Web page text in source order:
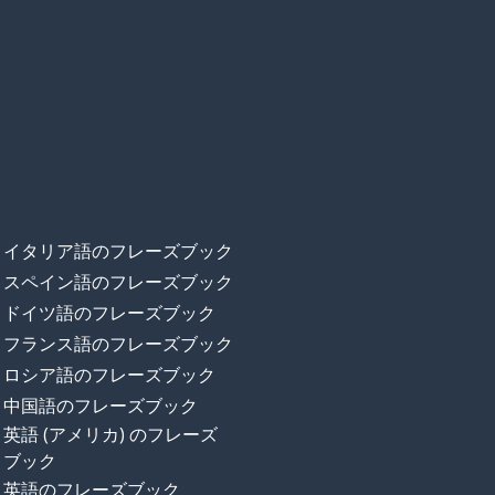
イタリア語のフレーズブック
スペイン語のフレーズブック
ドイツ語のフレーズブック
フランス語のフレーズブック
ロシア語のフレーズブック
中国語のフレーズブック
英語 (アメリカ) のフレーズ
ブック
英語のフレーズブック